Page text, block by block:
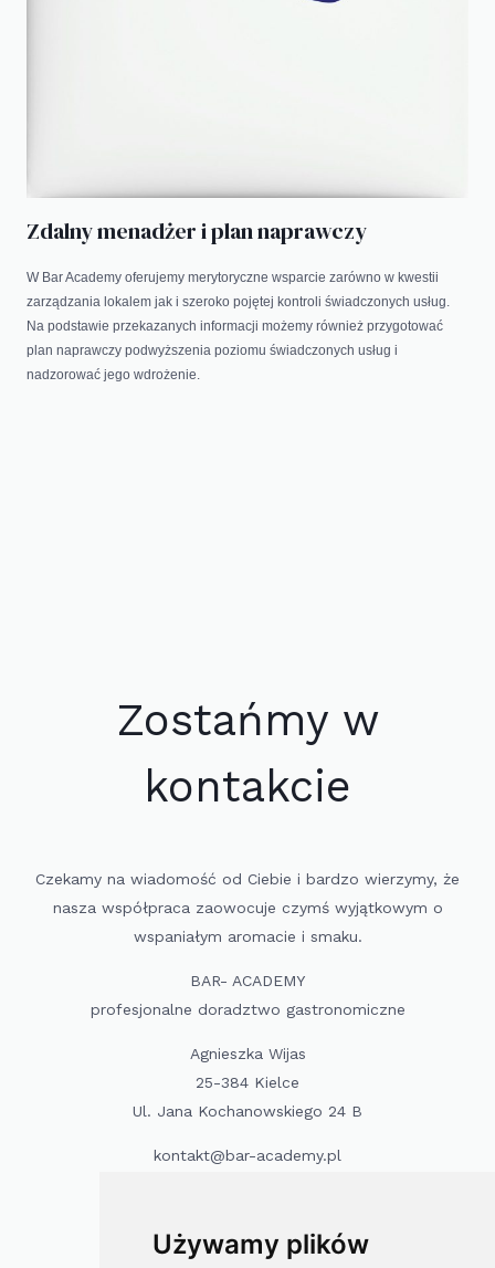
Używamy plików
Zdalny menadżer i plan naprawczy
W Bar Academy oferujemy merytoryczne wsparcie zarówno w kwestii
zarządzania lokalem jak i szeroko pojętej kontroli świadczonych usług.
Na podstawie przekazanych informacji możemy również przygotować
plan naprawczy podwyższenia poziomu świadczonych usług i
nadzorować jego wdrożenie.
Zostańmy w
kontakcie
Czekamy na wiadomość od Ciebie i bardzo wierzymy, że
nasza współpraca zaowocuje czymś wyjątkowym o
wspaniałym aromacie i smaku.
BAR- ACADEMY
profesjonalne doradztwo gastronomiczne
Agnieszka Wijas
25-384 Kielce
Ul. Jana Kochanowskiego 24 B
kontakt@bar-academy.pl